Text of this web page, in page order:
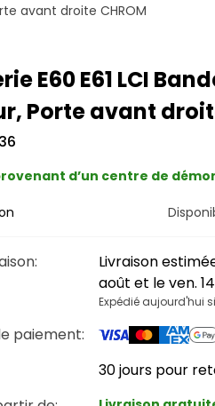
avant droite CHROM
E60 E61 LCI
Porte avant
d’un centre de
:
Livraison
août et le ven.
Expédié aujourd'hui
paiement:
30 jours pour